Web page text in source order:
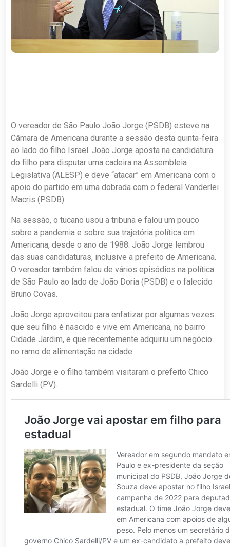
O vereador de São Paulo João Jorge (PSDB) esteve na
Câmara de Americana durante a sessão desta quinta-feira
ao lado do filho Israel. João Jorge aposta na candidatura
do filho para disputar uma cadeira na Assembleia
Legislativa (ALESP) e deve “atacar” em Americana com o
apoio do partido em uma dobrada com o federal Vanderlei
Macris (PSDB).
Na sessão, o tucano usou a tribuna e falou um pouco
sobre a pandemia e sobre sua trajetória política em
Americana, desde o ano de 1988. João Jorge lembrou
das suas candidaturas, inclusive a prefeito de Americana.
O vereador também falou de vários episódios na política
de São Paulo ao lado de João Doria (PSDB) e o falecido
Bruno Covas.
João Jorge aproveitou para enfatizar por algumas vezes
que seu filho é nascido e vive em Americana, no bairro
Cidade Jardim, e que recentemente adquiriu um negócio
no ramo de alimentação na cidade.
João Jorge e o filho também visitaram o prefeito Chico
Sardelli (PV).